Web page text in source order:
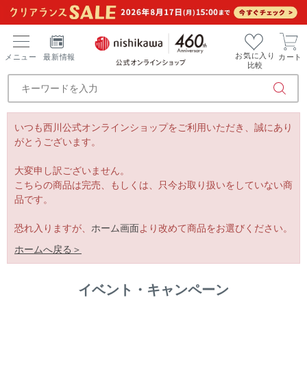
メニュー 最新情報
お気に入り
比較
カート
いつも西川公式オンラインショップをご利用いただき、誠にあり
がとうございます。
大変申し訳ございません。
こちらの商品は完売、もしくは、只今お取り扱いをしていない商
品です。
恐れ入りますが、 ホーム画面より改めて商品をお選びください。
ホームへ戻る＞
イベント・キャンペーン